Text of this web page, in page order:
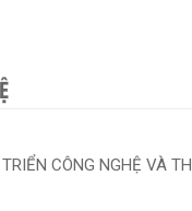
CÔNG NGHỆ VÀ